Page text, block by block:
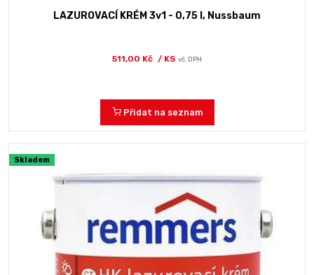
LAZUROVACÍ KRÉM 3v1 - 0,75 l, Nussbaum
511,00 Kč / KS vč. DPH
Přidat na seznam
Skladem